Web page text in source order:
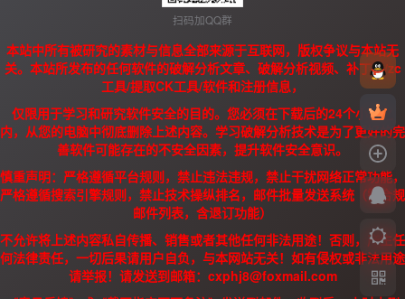
扫码加QQ群
本站中所有被研究的素材与信息全部来源于互联网，版权争议与本站无
关。本站所发布的任何软件的破解分析文章、破解分析视频、补丁、/zc
工具/提取CK工具/软件和注册信息，
仅限用于学习和研究软件安全的目的。您必须在下载后的24个小时之
内，从您的电脑中彻底删除上述内容。学习破解分析技术是为了更好的完
善软件可能存在的不安全因素，提升软件安全意识。
慎重声明：严格遵循平台规则，禁止违法违规，禁止干扰网络正常功能，
严格遵循搜索引擎规则，禁止技术操纵排名，邮件批量发送系统（需合规
邮件列表，含退订功能）
不允许将上述内容私自传播、销售或者其他任何非法用途！否则，产生任
何法律责任，一切后果请用户自负，与本网站无关！如有侵权或非法用途
请举报！请发送到邮箱：cxphj8@foxmail.com